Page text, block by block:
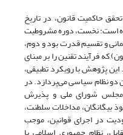
حاکمیت قانون، در تاریخ
است: نخست، دوره مشروطیت
پارلمانی و تقسیم قدرت بود و دوم،
اسلامی ایران (۱۳۵۸ تاکنون) که فرآیند تقنین را بر مبنای
پژوهش با رویکرد تطبیقی،
دو نظام سیاسی می‌پردازد. در
شورای ملی و پذیرش
بیگانگان، مداخلات سلطنت،
در اجرای قوانین، موجب